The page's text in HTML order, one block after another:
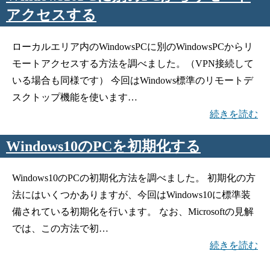
アクセスする
ローカルエリア内のWindowsPCに別のWindowsPCからリ
モートアクセスする方法を調べました。（VPN接続して
いる場合も同様です） 今回はWindows標準のリモートデ
スクトップ機能を使います…
続きを読む
Windows10のPCを初期化する
Windows10のPCの初期化方法を調べました。 初期化の方
法にはいくつかありますが、今回はWindows10に標準装
備されている初期化を行います。 なお、Microsoftの見解
では、この方法で初…
続きを読む